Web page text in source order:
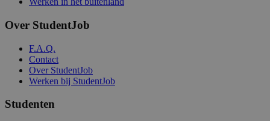
Over StudentJob
F.A.Q.
Contact
Over StudentJob
Werken bij StudentJob
Studenten